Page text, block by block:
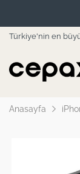
Türkiye'nin en
Anasayfa